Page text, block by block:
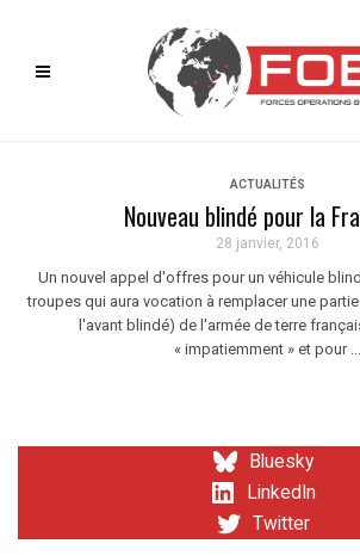
ACTUALITÉS
Nouveau blindé pour la
28 janvier, 2016
Un nouvel appel d'offres pour un véhicule
troupes qui aura vocation à remplacer une
l'avant blindé) de l'armée de terre
« impatiemment » et pour ...
Bluesky
LinkedIn
Twitter